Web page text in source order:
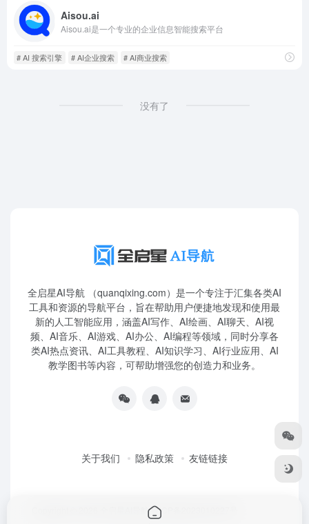
Aisou.ai
Aisou.ai是一个专业的企业信息智能搜索平台
# AI 搜索引擎 # AI企业搜索 # AI商业搜索
没有了
全启星AI导航 （quanqixing.com）是一个专注于汇集各类AI
工具和资源的导航平台，旨在帮助用户便捷地发现和使用最
新的人工智能应用，涵盖AI写作、AI绘画、AI聊天、AI视
频、AI音乐、AI游戏、AI办公、AI编程等领域，同时分享各
类AI热点资讯、AI工具教程、AI知识学习、AI行业应用、AI
教学图书等内容，可帮助增强您的创造力和业务。
关于我们 隐私政策 友链链接
全启星AI导航鲁ICP备2023010227号